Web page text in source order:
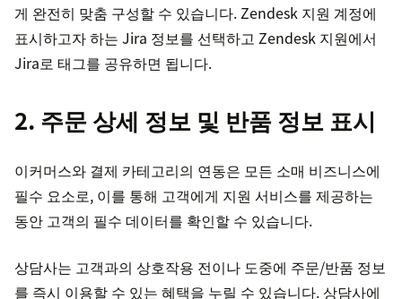
게 완전히 맞춤 구성할 수 있습니다. Zendesk 지원 계정에
표시하고자 하는 Jira 정보를 선택하고 Zendesk 지원에서
Jira로 태그를 공유하면 됩니다.
2. 주문 상세 정보 및 반품 정보 표시
이커머스와 결제 카테고리의 연동은 모든 소매 비즈니스에
필수 요소로, 이를 통해 고객에게 지원 서비스를 제공하는
동안 고객의 필수 데이터를 확인할 수 있습니다.
상담사는 고객과의 상호작용 전이나 도중에 주문/반품 정보
를 즉시 이용할 수 있는 혜택을 누릴 수 있습니다. 상담사에